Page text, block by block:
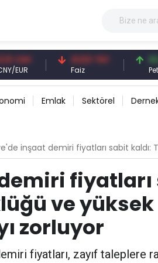
41,53 TRY
Faiz
83,27 USD
Emlak Sektörel
demiri fiyatları sabit kaldı: Talep düşüklüğü ve yüksek maliyetler
ve yüksek
zorluyor
fiyatları, zayıf taleplere